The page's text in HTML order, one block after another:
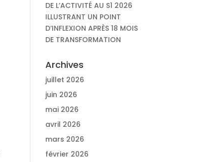
DE L’ACTIVITÉ AU S1 2026
ILLUSTRANT UN POINT
D’INFLEXION APRÈS 18 MOIS
DE TRANSFORMATION
Archives
juillet 2026
juin 2026
mai 2026
avril 2026
mars 2026
février 2026